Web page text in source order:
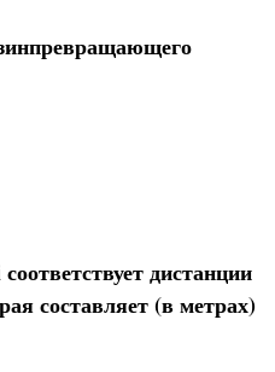
дистанции
составляет (в метрах)